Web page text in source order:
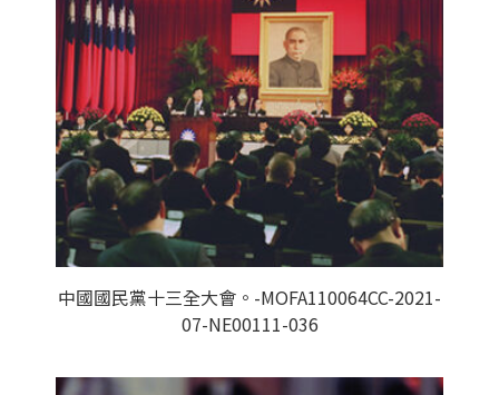
中國國民黨十三全大會。-MOFA110064CC-2021-
07-NE00111-036